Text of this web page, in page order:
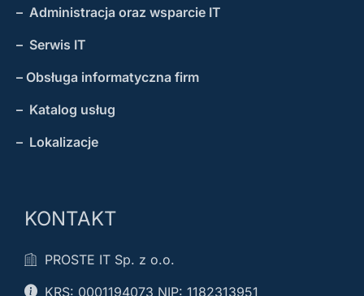
– Administracja oraz wsparcie IT
– Serwis IT
– Obsługa informatyczna firm
– Katalog usług
– Lokalizacje
KONTAKT
PROSTE IT Sp. z o.o.
KRS: 0001194073 NIP: 1182313951